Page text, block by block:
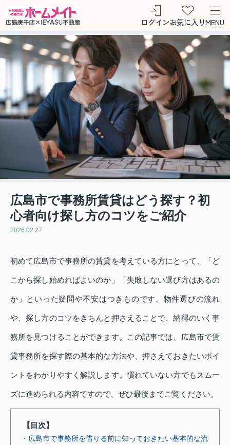
ログインお気に入りMENU
広島市で事務所賃貸はどう探す？初
心者向け探し方のコツをご紹介
2026.02.27
初めて広島市で事務所の賃貸を考えている方にとって、「ど
こから探し始めればよいのか」「失敗しない選び方はあるの
か」といった疑問や不安はつきものです。物件選びの流れ
や、探し方のコツをきちんと押さえることで、納得のいく事
務所を見つけることができます。この記事では、広島市で賃
貸事務所を探す際の基本的な方法や、押さえておきたいポイ
ントをわかりやすく解説します。慣れていない方でもスムー
ズに進められる内容ですので、ぜひ最後までご覧ください。
【目次】
・広島市で事務所を借りる前に知っておきたい基本的な流